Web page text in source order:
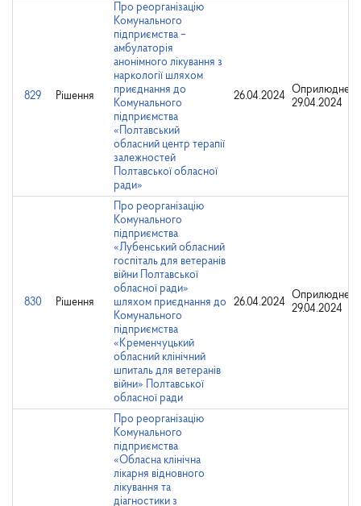
829 Рішення
Про реорганізацію
Комунального
підприємства –
амбулаторія
анонімного лікування з
наркології шляхом
приєднання до
Комунального
підприємства
«Полтавський
обласний центр терапії
залежностей
Полтавської обласної
ради»
26.04.2024
29.04.2024
830 Рішення
Про реорганізацію
Комунального
підприємства
«Лубенський обласний
госпіталь для ветеранів
війни Полтавської
обласної ради»
шляхом приєднання до
Комунального
підприємства
«Кременчуцький
обласний клінічний
шпиталь для ветеранів
війни» Полтавської
обласної ради
26.04.2024
29.04.2024
Про реорганізацію
Комунального
підприємства
«Обласна клінічна
лікарня відновного
лікування та
діагностики з